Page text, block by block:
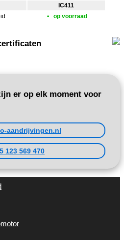
IC411
op voorraad
er op elk moment voor
aandrijvingen.nl
123 569 470